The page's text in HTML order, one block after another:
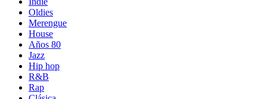
Oldies
Merengue
House
Años 80
Jazz
Hip hop
R&B
Rap